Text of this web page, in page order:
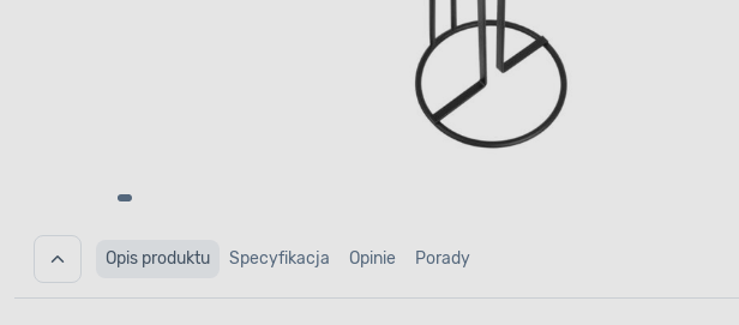
Opis produktu Specyfikacja Opinie Porady